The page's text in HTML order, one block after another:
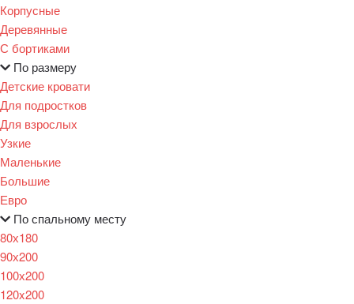
Корпусные
Деревянные
С бортиками
По размеру
Детские кровати
Для подростков
Для взрослых
Узкие
Маленькие
Большие
Евро
По спальному месту
80х180
90х200
100х200
120x200